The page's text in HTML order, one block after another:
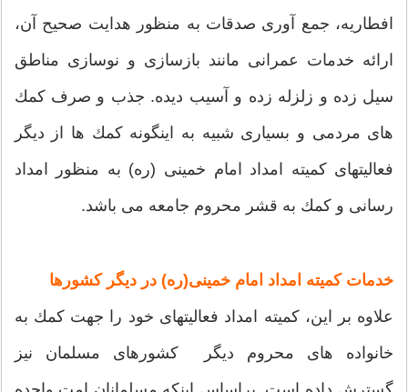
افطاریه، جمع آوری صدقات به منظور هدایت صحیح آن،
ارائه خدمات عمرانی مانند بازسازی و نوسازی مناطق
سیل زده و زلزله زده و آسیب دیده. جذب و صرف كمك
های مردمی و بسیاری شبیه به اینگونه كمك ها از دیگر
فعالیتهای كمیته امداد امام خمینی (ره) به منظور امداد
رسانی و كمك به قشر محروم جامعه می باشد.
خدمات کمیته امداد امام خمینی(ره) در دیگر کشورها
علاوه بر این، كمیته امداد فعالیتهای خود را جهت كمك به
خانواده های محروم دیگر كشورهای مسلمان نیز